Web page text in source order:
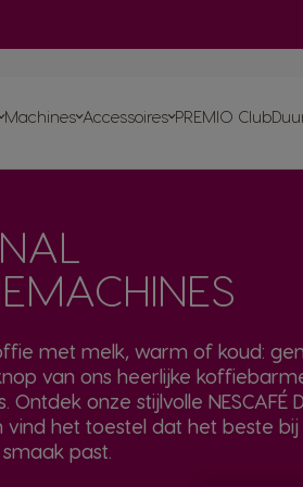
Machines
Proef de
Accessoires
heerlijke thee met je
machine
PREMIO Club
met melk, warm of koud:
van ons heerlijke
Ontdek onze stijlvolle NESCAFÉ
vind het toestel dat het beste
past.